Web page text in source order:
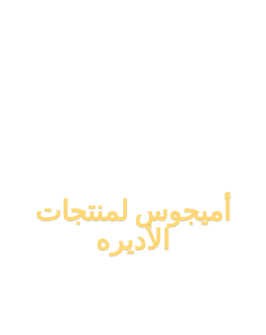
أميجوس لمنتجات
الأديره